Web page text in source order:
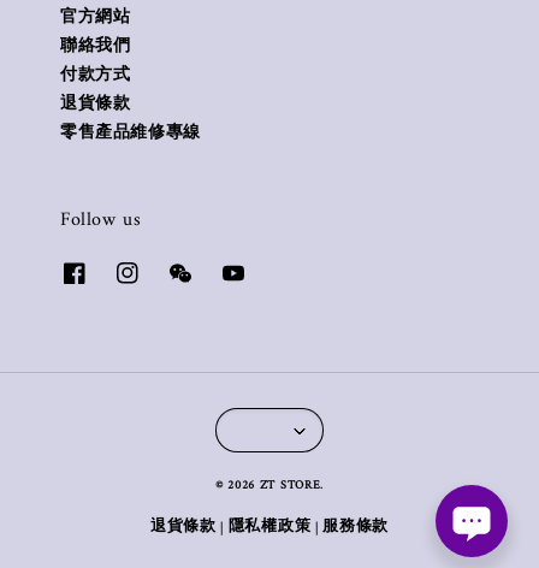
官方網站
聯絡我們
付款方式
退貨條款
零售產品維修專線
Follow us
© 2026 ZT STORE.
退貨條款| 隱私權政策 |服務條款